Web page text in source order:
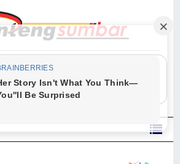
dan para malaikat-Nya berselawat untuk Nabi.
beriman, berselawatlah kamu untuk Nabi dan
penuh penghormatan kepadanya." (Qs. Al
Ahzab Ayat 56)